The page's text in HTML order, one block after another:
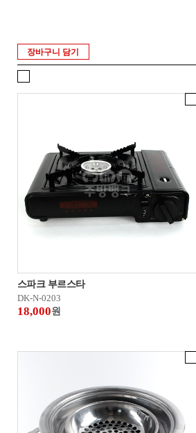
장바구니 담기
스파크 부르스타
DK-N-0203
18,000원